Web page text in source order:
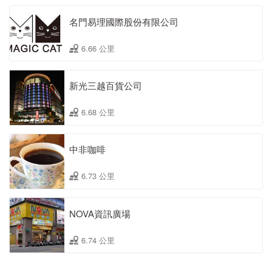
名門易理國際股份有限公司
6.66 公里
新光三越百貨公司
6.68 公里
中非咖啡
6.73 公里
NOVA資訊廣場
6.74 公里